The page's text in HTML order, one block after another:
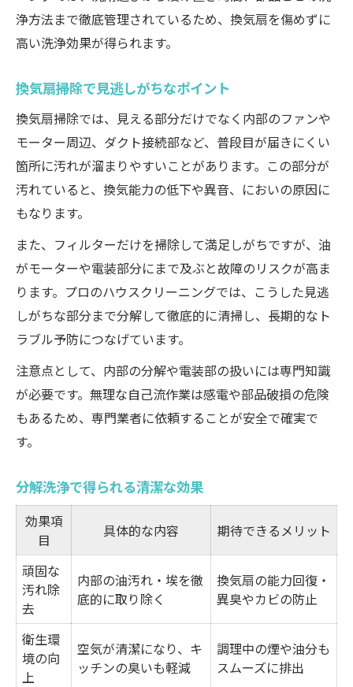
浄方法まで徹底管理されているため、換気扇を傷めずに
高い洗浄効果が得られます。
換気扇掃除で見逃しがちなポイント
換気扇掃除では、見える部分だけでなく内部のファンや
モーター周辺、ダクト接続部など、普段目が届きにくい
箇所に汚れが溜まりやすいことがあります。この部分が
汚れていると、換気能力の低下や異音、においの原因に
もなります。
また、フィルターだけを掃除して満足しがちですが、油
がモーターや電装部分にまで及ぶと故障のリスクが高ま
ります。プロのハウスクリーニングでは、こうした見逃
しがちな部分まで分解して徹底的に清掃し、長期的なト
ラブル予防につなげています。
注意点として、内部の分解や電装部の扱いには専門知識
が必要です。無理な自己流作業は感電や部品破損の危険
もあるため、専門業者に依頼することが安全で確実で
す。
分解洗浄で得られる清潔な効果
効果項
目
具体的な内容 期待できるメリット
頑固な
汚れ除
去
内部の油汚れ・埃を徹
底的に取り除く
換気扇の能力回復・
異臭やカビの防止
衛生環
境の向
上
空気が清潔になり、キ
ッチンの臭いも軽減
調理中の煙や油分も
スムーズに排出